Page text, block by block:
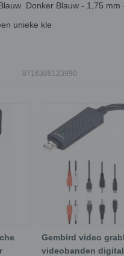
Donker Blauw - 1,75 mm
unieke kle
8716309123990
Gembird video
videobanden